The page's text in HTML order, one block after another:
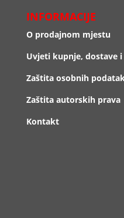
INFORMACIJE
O prodajnom mjestu
Uvjeti kupnje, dostave
Zaštita osobnih
Zaštita autorskih prava
Kontakt